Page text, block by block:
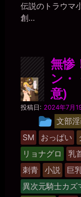
伝説のトラウマ
創…
無惨
ン・
意)
投稿日: 2024年7月
投
稿
グ
ル
ー
プ
文部
SM
おっぱい
リョナグロ
乳
刺青
小説 巨
異次元騎士カズ